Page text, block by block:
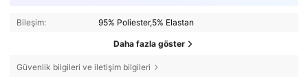
Bileşim: 95% Poliester,5% Elastan
Daha fazla göster
Güvenlik bilgileri ve iletişim bilgileri